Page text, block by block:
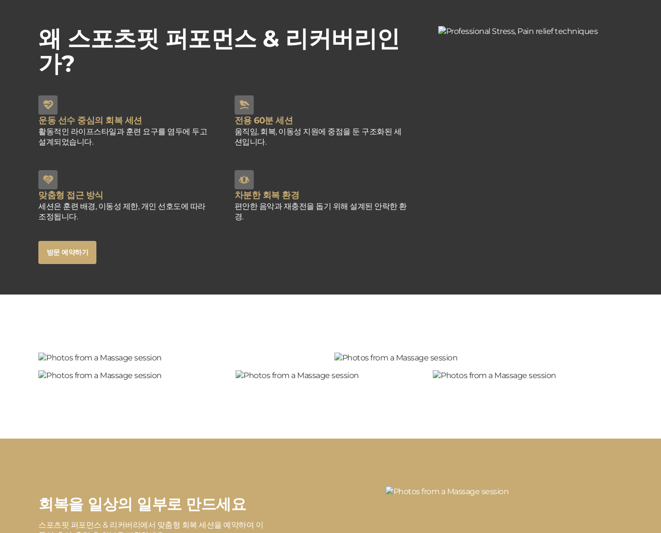
왜 스포츠핏 퍼포먼스 & 리커버리인
가?
운동 선수 중심의 회복 세션
활동적인 라이프스타일과 훈련 요구를 염두에 두고
설계되었습니다.
전용 60분 세션
움직임, 회복, 이동성 지원에 중점을 둔 구조화된 세
션입니다.
맞춤형 접근 방식
세션은 훈련 배경, 이동성 제한, 개인 선호도에 따라
조정됩니다.
차분한 회복 환경
편안한 음악과 재충전을 돕기 위해 설계된 안락한 환
경.
Button
Button
방문 예약하기
방문 예약하기
회복을 일상의 일부로 만드세요
스포츠핏 퍼포먼스 & 리커버리에서 맞춤형 회복 세션을 예약하여 이